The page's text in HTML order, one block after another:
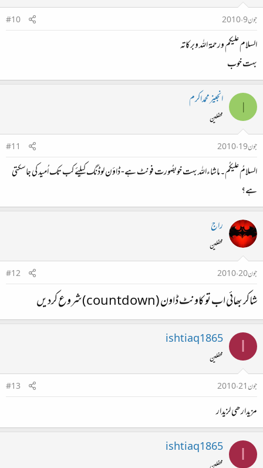
جون 9، 2010
#10
السلام عليكم ورحمۃ اللہ وبركاتہ
بہت خوب
ا انجینرمحمداکرم
محفلین
جون 19، 2010
#11
السلامُ علیکُم۔ماشاءاللہ بہت خوبصُورت فونٹ ہے- ڈاؤن لوڈنگ کیلئے کب تک اُمید کی جاسکتی
ہے؟
راج
محفلین
جون 20، 2010
#12
شاکر بھائی اب تو کاونٹ ڈاون (countdown)شروع کردیں
I
ishtiaq1865
محفلین
جون 21، 2010
#13
مزیدار ھی لزیدار
I
ishtiaq1865